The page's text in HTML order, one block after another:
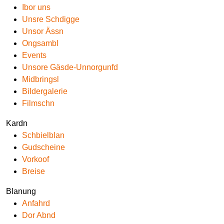
Ibor uns
Unsre Schdigge
Unsor Ässn
Ongsambl
Events
Unsore Gäsde-Unnorgunfd
Midbringsl
Bildergalerie
Filmschn
Kardn
Schbielblan
Gudscheine
Vorkoof
Breise
Blanung
Anfahrd
Dor Abnd